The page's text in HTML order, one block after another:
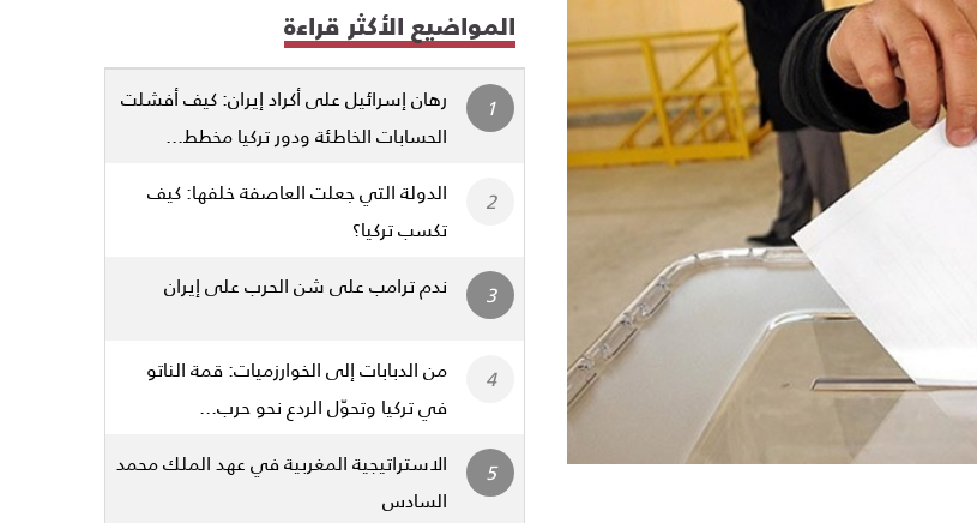
المواضيع الأكثر قراءة
رهان إسرائيل على أكراد إيران: كيف أفشلت
الحسابات الخاطئة ودور تركيا مخطط...
الدولة التي جعلت العاصفة خلفها: كيف
تكسب تركيا؟
ندم ترامب على شن الحرب على إيران
من الدبابات إلى الخوارزميات: قمة الناتو
في تركيا وتحوّل الردع نحو حرب...
الاستراتيجية المغربية في عهد الملك محمد
السادس